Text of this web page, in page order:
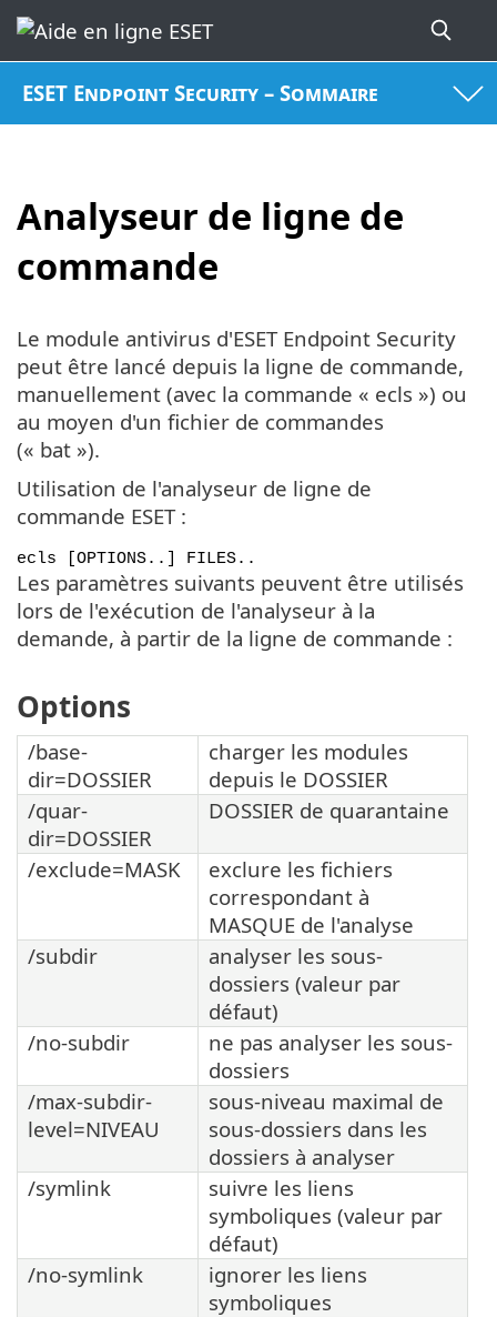
ESET Endpoint Security – Sommaire
Analyseur de ligne de
commande
Le module antivirus d'ESET Endpoint Security
peut être lancé depuis la ligne de commande,
manuellement (avec la commande « ecls ») ou
au moyen d'un fichier de commandes
(« bat »).
Utilisation de l'analyseur de ligne de
commande ESET :
ecls [OPTIONS..] FILES..
Les paramètres suivants peuvent être utilisés
lors de l'exécution de l'analyseur à la
demande, à partir de la ligne de commande :
Options
/base-
dir=DOSSIER
charger les modules
depuis le DOSSIER
/quar-
dir=DOSSIER
DOSSIER de quarantaine
/exclude=MASK
exclure les fichiers
correspondant à
MASQUE de l'analyse
/subdir
analyser les sous-
dossiers (valeur par
défaut)
/no-subdir
ne pas analyser les sous-
dossiers
/max-subdir-
level=NIVEAU
sous-niveau maximal de
sous-dossiers dans les
dossiers à analyser
/symlink
suivre les liens
symboliques (valeur par
défaut)
/no-symlink
ignorer les liens
symboliques